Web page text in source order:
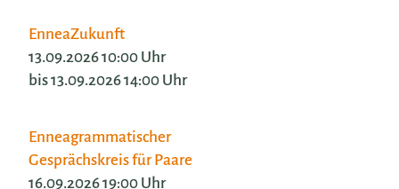
EnneaZukunft
13.09.2026 10:00 Uhr
bis 13.09.2026 14:00 Uhr
Enneagrammatischer
Gesprächskreis für Paare
16.09.2026 19:00 Uhr